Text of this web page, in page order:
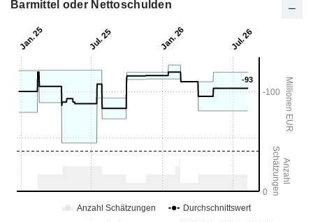
Barmittel oder Nettoschulden